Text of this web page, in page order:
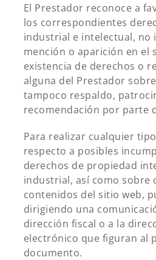
El Prestador reconoce a
los correspondientes
industrial e intelectual, no
mención o aparición en el
existencia de derechos o
alguna del Prestador
tampoco respaldo,
recomendación por parte
Para realizar cualquier
respecto a posibles
derechos de propiedad
industrial, así como sobre
contenidos del sitio web,
dirigiendo una
dirección fiscal o a la
electrónico que figuran al
documento.